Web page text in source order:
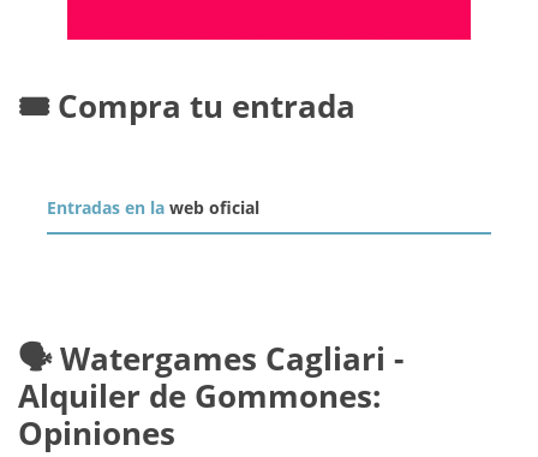
🎟️ Compra tu entrada
Entradas en la web oficial
🗣️ Watergames Cagliari -
Alquiler de Gommones:
Opiniones